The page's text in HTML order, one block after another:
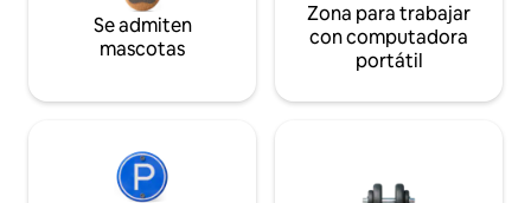
Se admiten
mascotas
Zona para trabajar
con computadora
portátil